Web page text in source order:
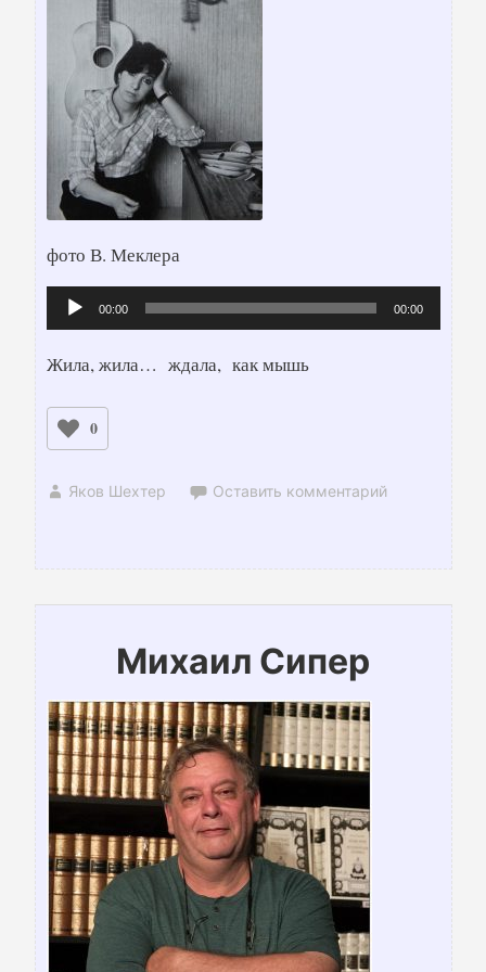
фото В. Меклера
Аудиоплеер
00:00 00:00
Жила, жила… ждала, как мышь
0
Яков Шехтер Оставить комментарий
Михаил Сипер